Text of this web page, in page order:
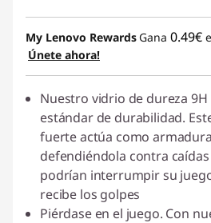
My Lenovo Rewards Gana 0.49€
Únete ahora!
Nuestro vidrio de dureza
estándar de durabilidad.
fuerte actúa como
defendiéndola contra
podrían interrumpir su
recibe los golpes
Piérdase en el juego. Con